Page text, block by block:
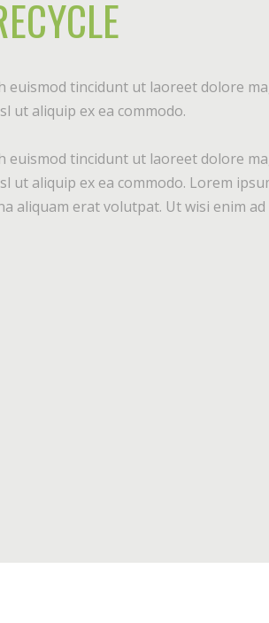
tincidunt ut laoreet dolore
ut aliquip ex ea commodo.
tincidunt ut laoreet dolore
aliquip ex ea commodo. Lorem
erat volutpat. Ut wisi enim